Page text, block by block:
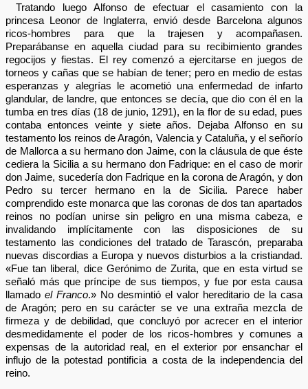
Tratando luego Alfonso de efectuar el casamiento con la
princesa Leonor de Inglaterra, envió desde Barcelona algunos
ricos-hombres para que la trajesen y acompañasen.
Preparábanse en aquella ciudad para su recibimiento grandes
regocijos y fiestas. El rey comenzó a ejercitarse en juegos de
torneos y cañas que se habían de tener; pero en medio de estas
esperanzas y alegrías le acometió una enfermedad de infarto
glandular, de landre, que entonces se decía, que dio con él en la
tumba en tres días (18 de junio, 1291), en la flor de su edad, pues
contaba entonces veinte y siete años. Dejaba Alfonso en su
testamento los reinos de Aragón, Valencia y Cataluña, y el señorío
de Mallorca a su hermano don Jaime, con la cláusula de que éste
cediera la Sicilia a su hermano don Fadrique: en el caso de morir
don Jaime, sucedería don Fadrique en la corona de Aragón, y don
Pedro su tercer hermano en la de Sicilia. Parece haber
comprendido este monarca que las coronas de dos tan apartados
reinos no podían unirse sin peligro en una misma cabeza, e
invalidando implícitamente con las disposiciones de su
testamento las condiciones del tratado de Tarascón, preparaba
nuevas discordias a Europa y nuevos disturbios a la cristiandad.
«Fue tan liberal, dice Gerónimo de Zurita, que en esta virtud se
señaló más que príncipe de sus tiempos, y fue por esta causa
llamadoel Franco.» No desmintió el valor hereditario de la casa
de Aragón; pero en su carácter se ve una extraña mezcla de
firmeza y de debilidad, que concluyó por acrecer en el interior
desmedidamente el poder de los ricos-hombres y comunes a
expensas de la autoridad real, en el exterior por ensanchar el
influjo de la potestad pontificia a costa de la independencia del
reino.